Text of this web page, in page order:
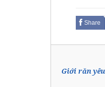
Share
Giới răn